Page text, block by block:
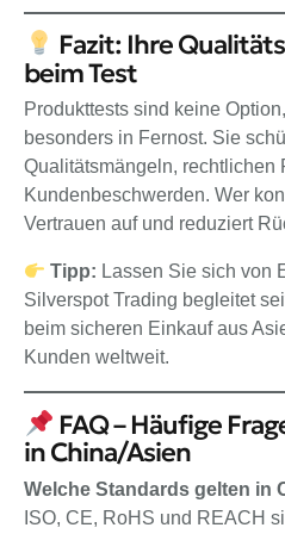
Fazit: Ihre
beim Test
Produkttests sind keine
besonders in Fernost. Sie
Qualitätsmängeln, rechtlichen
Kundenbeschwerden. Wer
Vertrauen auf und reduziert
Tipp: Lassen Sie sich von
Silverspot Trading begleitet
beim sicheren Einkauf aus
Kunden weltweit.
FAQ – Häufige
in China/Asien
Welche Standards gelten in
ISO, CE, RoHS und REACH